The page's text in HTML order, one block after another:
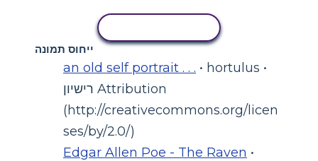
ייחוס תמונה
an old self portrait . . . • hortulus •
רישיון Attribution
(http://creativecommons.org/licen
ses/by/2.0/)
Edgar Allen Poe - The Raven •